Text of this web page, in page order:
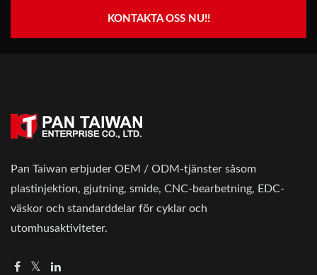
KONTAKTA OSS NU!!
Pan Taiwan erbjuder OEM / ODM-tjänster såsom
plastinjektion, gjutning, smide, CNC-bearbetning, EDC-
väskor och standarddelar för cyklar och
utomhusaktiviteter.